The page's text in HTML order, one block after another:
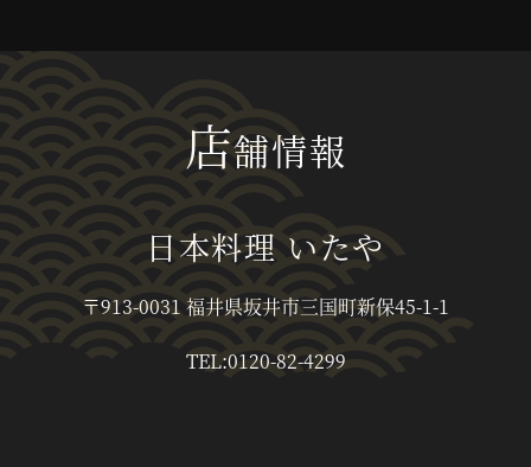
店舗情報
日本料理 いたや
〒913-0031 福井県坂井市三国町新保45-1-1
TEL:0120-82-4299